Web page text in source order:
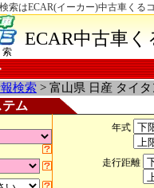
索はECAR(イーカー)中古車くる
ECAR中古車
検索 > 富山県 日産 タイ
ム
年式
走行距離